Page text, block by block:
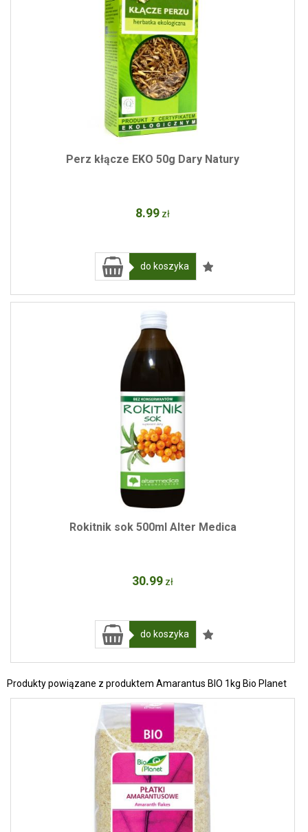
Perz kłącze EKO 50g Dary Natury
8.99 zł
do koszyka
Rokitnik sok 500ml Alter Medica
30.99 zł
do koszyka
Produkty powiązane z produktem Amarantus BIO 1kg Bio Planet